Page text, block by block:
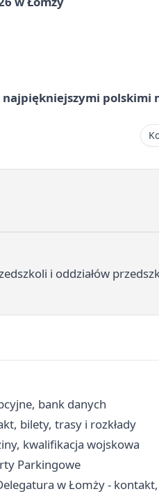
najpiękniejszymi polskimi
i oddziałów
bank danych
bilety, trasy i rozkłady
kwalifikacja wojskowa
Parkingowe
w Łomży -